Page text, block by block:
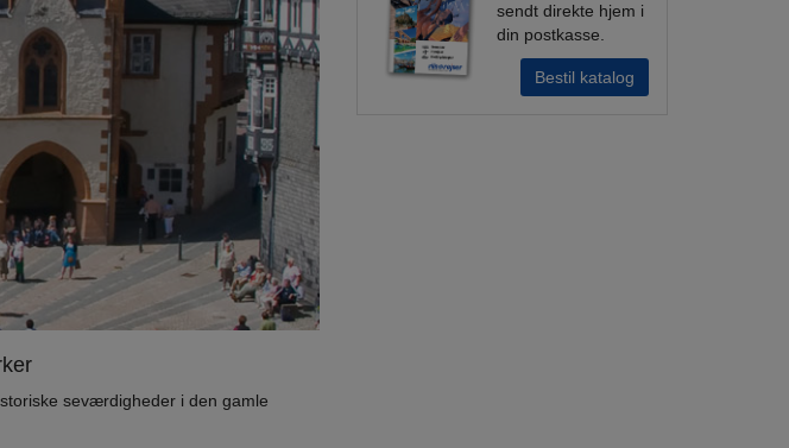
seværdigheder i den gamle
sendt direkte hjem i
din postkasse.
Bestil katalog